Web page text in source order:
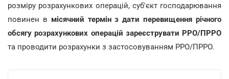
розміру розрахункових операцій, суб'єкт господарювання
повинен в місячний термін з дати перевищення річного
обсягу розрахункових операцій зареєструвати РРО/ПРРО
та проводити розрахунки з застосовуванням РРО/ПРРО.